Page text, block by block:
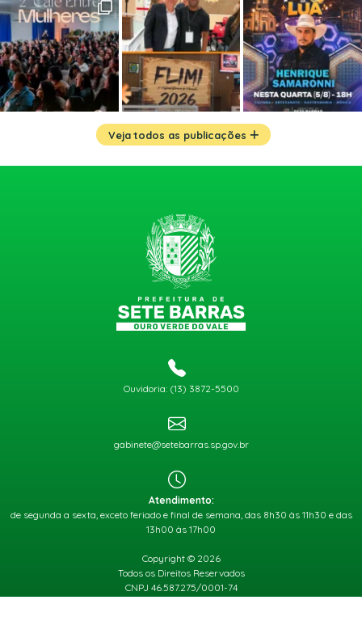
Veja todos as publicações
Ouvidoria: (13) 3872-5500
gabinete@setebarras.sp.gov.br
Atendimento:
de segunda a sexta, exceto feriado e final de semana, das 8h30 às 11h30 e das
13h00 às 17h00
Copyright © 2026
Todos os Direitos Reservados
CNPJ 46.587.275/0001-74